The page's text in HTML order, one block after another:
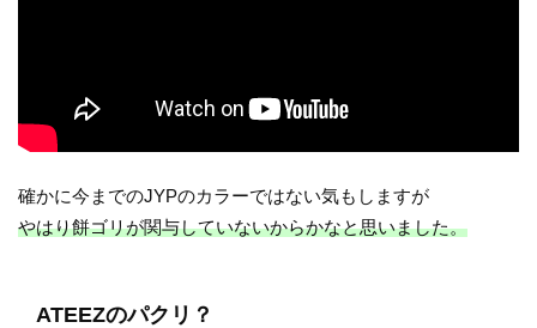
確かに今までのJYPのカラーではない気もしますが
やはり餅ゴリが関与していないからかなと思いました。
ATEEZのパクリ？